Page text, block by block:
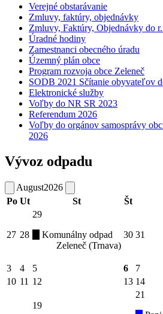
Verejné obstarávanie
Zmluvy, faktúry, objednávky
Zmluvy, Faktúry, Objednávky do
Úradné hodiny
Zamestnanci obecného úradu
Územný plán obce
Program rozvoja obce Zeleneč
SODB 2021 Sčítanie obyvateľov
Elektronické služby
Voľby do NR SR 2023
Referendum 2026
Voľby do orgánov samosprávy
2026
Vývoz odpadu
August2026
Po Ut St Št
27 28
29
Komunálny odpad
Zeleneč (Trnava)
30 31
3 4 5 6 7
10 11 12 13 14
19
21